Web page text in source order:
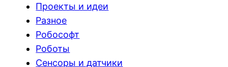
Проекты и идеи
Разное
Робософт
Роботы
Сенсоры и датчики